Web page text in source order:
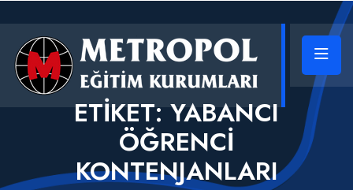
ETIKET:YABANCI
ÖĞRENCI
KONTENJANLARI